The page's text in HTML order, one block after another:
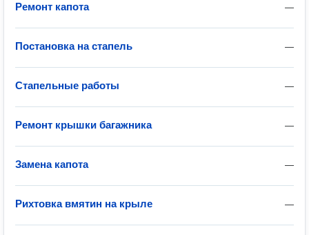
—
Ремонт капота
—
Постановка на стапель
—
Стапельные работы
—
Ремонт крышки багажника
—
Замена капота
—
Рихтовка вмятин на крыле